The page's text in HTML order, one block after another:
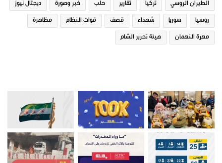
الطيران الروسي تركيا تقارير حلب خبر وصورة ديجتال نيوز
روسيا سوريا شهداء قصف قوات النظام مظاهرة
معرة النعمان هيئة تحرير الشام